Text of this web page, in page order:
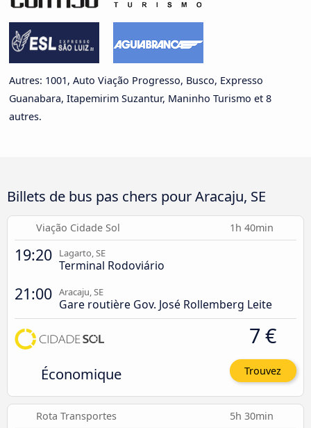
Autres: 1001, Auto Viação Progresso, Busco, Expresso
Guanabara, Itapemirim Suzantur, Maninho Turismo et 8
autres.
Billets de bus pas chers pour Aracaju, SE
Viação Cidade Sol 1h 40min
19:20 Lagarto, SE
Terminal Rodoviário
21:00 Aracaju, SE
Gare routière Gov. José Rollemberg Leite
Économique
7 €
Trouvez
Rota Transportes 5h 30min